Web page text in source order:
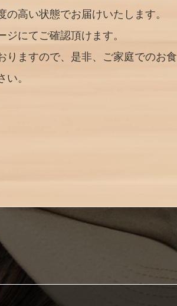
高い状態でお届けいたします。
にてご確認頂けます。
りますので、是非、ご家庭でのお食
。